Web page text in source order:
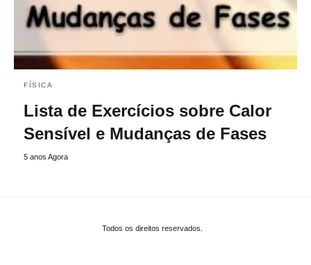
FÍSICA
Lista de Exercícios sobre Calor
Sensível e Mudanças de Fases
5 anos Agora
Todos os direitos reservados.